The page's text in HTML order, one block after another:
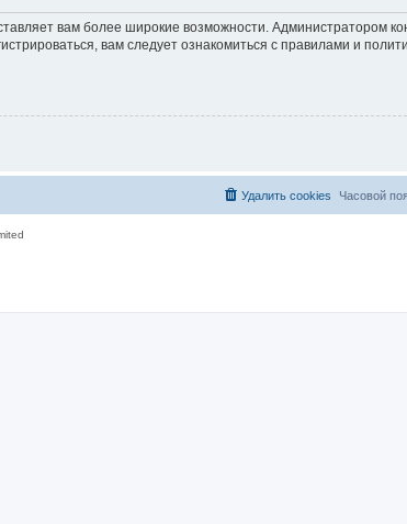
вам более широкие возможности. Администратором
вам следует ознакомиться с правилами и
Часовой
Удалить cookies